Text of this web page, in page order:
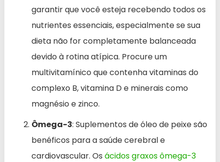
garantir que você esteja recebendo todos os
nutrientes essenciais, especialmente se sua
dieta não for completamente balanceada
devido à rotina atípica. Procure um
multivitamínico que contenha vitaminas do
complexo B, vitamina D e minerais como
magnésio e zinco.
Ômega-3: Suplementos de óleo de peixe são
benéficos para a saúde cerebral e
cardiovascular. Os ácidos graxos ômega-3